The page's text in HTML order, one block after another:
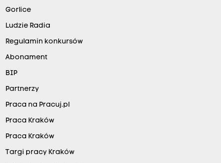
Gorlice
Ludzie Radia
Regulamin konkursów
Abonament
BIP
Partnerzy
Praca na Pracuj.pl
Praca Kraków
Praca Kraków
Targi pracy Kraków